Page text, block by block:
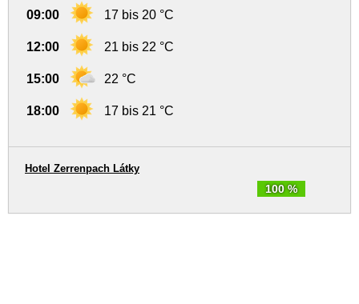
09:00 17 bis 20 °C
12:00 21 bis 22 °C
15:00 22 °C
18:00 17 bis 21 °C
100 %
Hotel Zerrenpach Látky